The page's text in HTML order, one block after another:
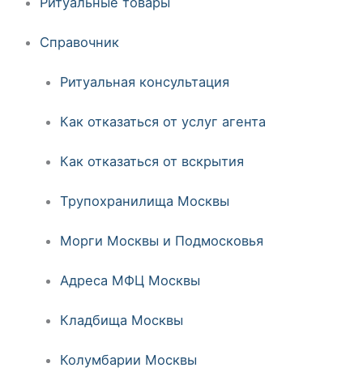
Справочник
Ритуальная консультация
Как отказаться от услуг агента
Как отказаться от вскрытия
Трупохранилища Москвы
Морги Москвы и Подмосковья
Адреса МФЦ Москвы
Кладбища Москвы
Колумбарии Москвы